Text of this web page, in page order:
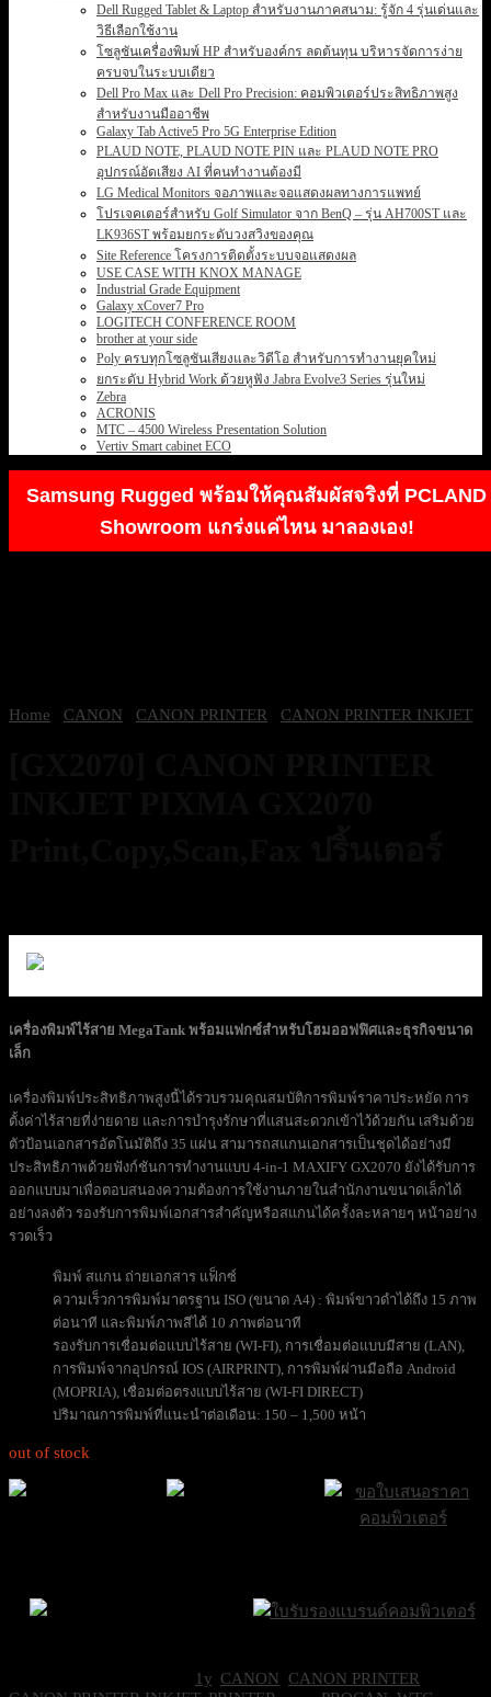
Dell Rugged Tablet & Laptop สำหรับงานภาคสนาม: รู้จัก 4 รุ่นเด่นและ
วิธีเลือกใช้งาน
โซลูชันเครื่องพิมพ์ HP สำหรับองค์กร ลดต้นทุน บริหารจัดการง่าย
ครบจบในระบบเดียว
Dell Pro Max และ Dell Pro Precision: คอมพิวเตอร์ประสิทธิภาพสูง
สำหรับงานมืออาชีพ
Galaxy Tab Active5 Pro 5G Enterprise Edition
PLAUD NOTE, PLAUD NOTE PIN และ PLAUD NOTE PRO
อุปกรณ์อัดเสียง AI ที่คนทำงานต้องมี
LG Medical Monitors จอภาพและจอแสดงผลทางการแพทย์
โปรเจคเตอร์สำหรับ Golf Simulator จาก BenQ – รุ่น AH700ST และ
LK936ST พร้อมยกระดับวงสวิงของคุณ
Site Reference โครงการติดตั้งระบบจอแสดงผล
USE CASE WITH KNOX MANAGE
Industrial Grade Equipment
Galaxy xCover7 Pro
LOGITECH CONFERENCE ROOM
brother at your side
Poly ครบทุกโซลูชันเสียงและวิดีโอ สำหรับการทำงานยุคใหม่
ยกระดับ Hybrid Work ด้วยหูฟัง Jabra Evolve3 Series รุ่นใหม่
Zebra
ACRONIS
MTC – 4500 Wireless Presentation Solution
Vertiv Smart cabinet ECO
Samsung Rugged พร้อมให้คุณสัมผัสจริงที่ PCLAND
Showroom แกร่งแค่ไหน มาลองเอง!
Home CANON CANON PRINTER CANON PRINTER INKJET
เครื่องพิมพ์ไร้สาย MegaTank พร้อมแฟกซ์สำหรับโฮมออฟฟิศและธุรกิจขนาด
เล็ก
เครื่องพิมพ์ประสิทธิภาพสูงนี้ได้รวบรวมคุณสมบัติการพิมพ์ราคาประหยัด การ
ตั้งค่าไร้สายที่ง่ายดาย และการบำรุงรักษาที่แสนสะดวกเข้าไว้ด้วยกัน เสริมด้วย
ตัวป้อนเอกสารอัตโนมัติถึง 35 แผ่น สามารถสแกนเอกสารเป็นชุดได้อย่างมี
ประสิทธิภาพด้วยฟังก์ชันการทำงานแบบ 4-in-1 MAXIFY GX2070 ยังได้รับการ
ออกแบบมาเพื่อตอบสนองความต้องการใช้งานภายในสำนักงานขนาดเล็กได้
อย่างลงตัว รองรับการพิมพ์เอกสารสำคัญหรือสแกนได้ครั้งละหลายๆ หน้าอย่าง
รวดเร็ว
พิมพ์ สแกน ถ่ายเอกสาร แฟ็กซ์
ความเร็วการพิมพ์มาตรฐาน ISO (ขนาด A4) : พิมพ์ขาวดำได้ถึง 15 ภาพ
ต่อนาที และพิมพ์ภาพสีได้ 10 ภาพต่อนาที
รองรับการเชื่อมต่อแบบไร้สาย (WI-FI), การเชื่อมต่อแบบมีสาย (LAN),
การพิมพ์จากอุปกรณ์ IOS (AIRPRINT), การพิมพ์ผ่านมือถือ Android
(MOPRIA), เชื่อมต่อตรงแบบไร้สาย (WI-FI DIRECT)
ปริมาณการพิมพ์ที่แนะนำต่อเดือน: 150 – 1,500 หน้า
out of stock
1y CANON CANON PRINTER